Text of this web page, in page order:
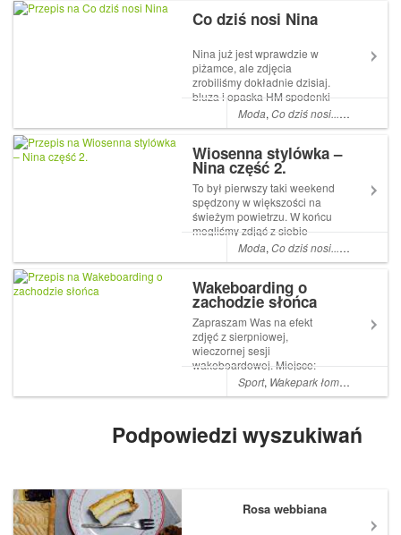
kolejnego ciasta. Jedyne
bananami to były resztk...
Co dziś nosi Nina
Nina już jest wprawdzie w
piżamce, ale zdjęcia
zrobiliśmy dokładnie dzisiaj.
bluza i opaska HM spodenki
Zara buty Emel czapka i
komin Reserved Pogoda nas
więc zamiast opaski, na
głowie wylądowała czap...
Moda,Co dziś nosi...,Co dziś
Wiosenna stylówka –
Nina część 2.
To był pierwszy taki weekend
spędzony w większości na
świeżym powietrzu. W końcu
mogliśmy zdjąć z siebie
zimowe odzienie i chwytać
promienie słońca garściami.
lekko, oprócz bodziaka ma na
sobie tylko bluzę. Kom...
Moda,Co dziś nosi...,Co dziś
Wakeboarding o
zachodzie słońca
Zapraszam Was na efekt
zdjęć z sierpniowej,
wieczornej sesji
wakeboardowej. Miejsce:
Wakepark Łomianki Zdjęcia:
Projekt Anka i
Sport, Wakepark łomianki
Podpowiedzi wyszukiwań
Rosa webbiana